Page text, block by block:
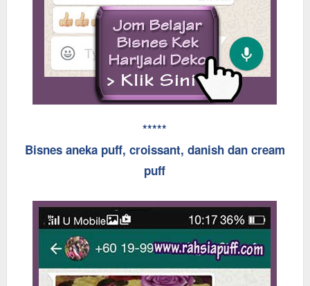
*****
Bisnes aneka puff, croissant, danish dan cream
puff